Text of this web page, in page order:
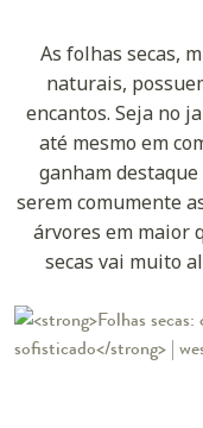
As folhas secas,
naturais,
encantos. Seja no
até mesmo em
ganham
serem comumente
árvores em maior
secas vai muito